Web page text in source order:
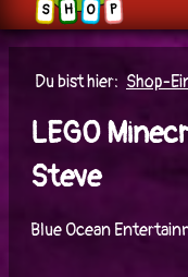
S H O P
Du bist hier: Shop-
LEGO
Steve
Blue Ocean